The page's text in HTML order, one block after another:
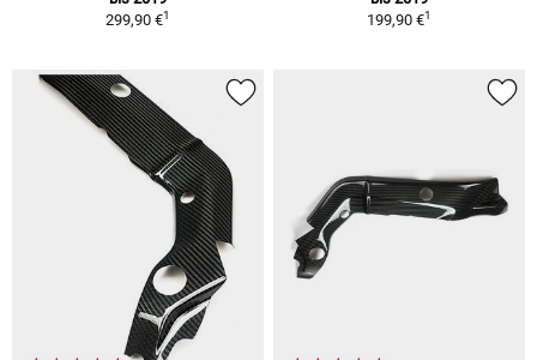
299,90 €1
199,90 €1